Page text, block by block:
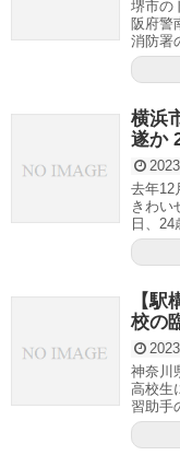
堺市の
阪府警
消防署
横浜
遂か
去年12
きわい
日、24
【
校の
神奈川
高校生
習助手